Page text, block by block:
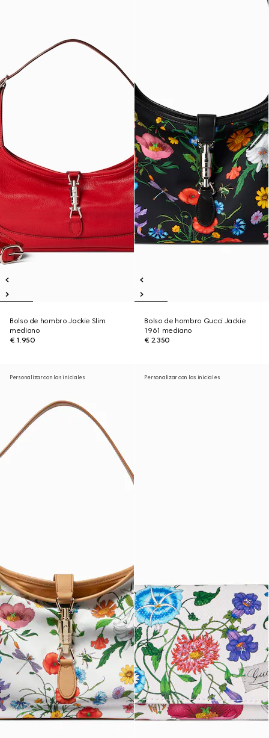
Bolso de hombro Jackie Slim
mediano
€ 1.950
Bolso de hombro Gucci Jackie
1961 mediano
€ 2.350
Personalizar con las iniciales Personalizar con las iniciales